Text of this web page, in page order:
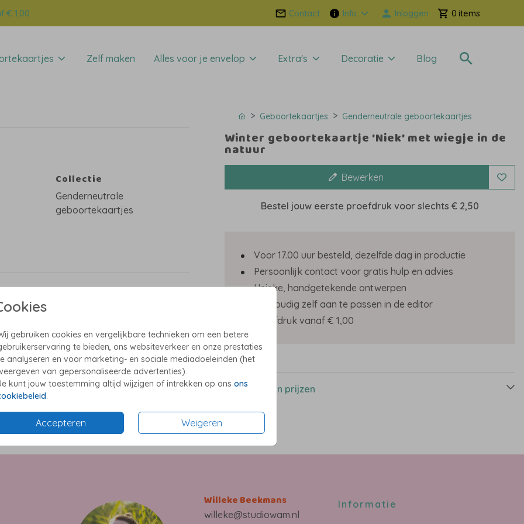
€ 1,00 Contact Info Inloggen 0
Zelf maken Alles voor je envelop Extra's Decoratie Blog
gebruiken cookies en vergelijkbare technieken om een betere
te bieden, ons websiteverkeer en onze prestaties
analyseren en voor marketing- en sociale mediadoeleinden (het
van gepersonaliseerde advertenties).
kunt jouw toestemming altijd wijzigen of intrekken op ons ons
.
Accepteren Weigeren
Collectie
Genderneutrale
geboortekaartjes
Geboortekaartjes Genderneutrale geboortekaartjes
Winter geboortekaartje 'Niek' met wiegje in de
natuur
Bewerken
Bestel jouw eerste proefdruk voor slechts € 2,50
Voor 17.00 uur besteld, dezelfde dag in productie
Persoonlijk contact voor gratis hulp en advies
Unieke, handgetekende ontwerpen
Eenvoudig zelf aan te passen in de editor
Proefdruk vanaf € 1,00
Formaten en prijzen
Willeke Beekmans
willeke@studiowam.nl
Informatie